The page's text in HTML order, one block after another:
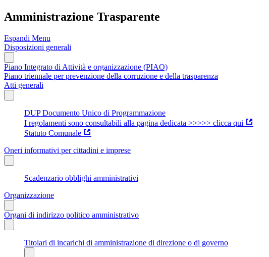
Amministrazione Trasparente
Espandi Menu
Disposizioni generali
Piano Integrato di Attività e organizzazione (PIAO)
Piano triennale per prevenzione della corruzione e della trasparenza
Atti generali
DUP Documento Unico di Programmazione
I regolamenti sono consultabili alla pagina dedicata >>>>> clicca qui
Statuto Comunale
Oneri informativi per cittadini e imprese
Scadenzario obblighi amministrativi
Organizzazione
Organi di indirizzo politico amministrativo
Titolari di incarichi di amministrazione di direzione o di governo